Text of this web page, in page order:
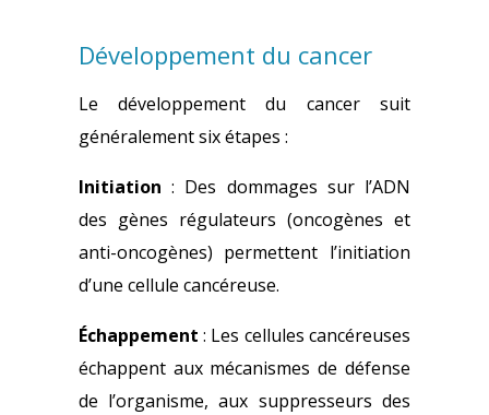
Développement du cancer
Le développement du cancer suit
généralement six étapes :
Initiation : Des dommages sur l’ADN
des gènes régulateurs (oncogènes et
anti-oncogènes) permettent l’initiation
d’une cellule cancéreuse.
Échappement : Les cellules cancéreuses
échappent aux mécanismes de défense
de l’organisme, aux suppresseurs des